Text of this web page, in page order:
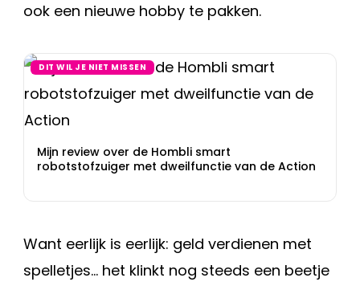
ook een nieuwe hobby te pakken.
DIT WIL JE NIET MISSEN
Mijn review over de Hombli smart
robotstofzuiger met dweilfunctie van de Action
Want eerlijk is eerlijk: geld verdienen met
spelletjes… het klinkt nog steeds een beetje